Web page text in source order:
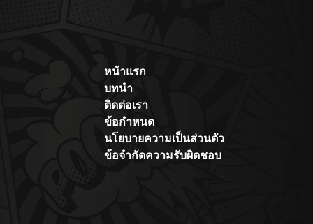
หน้าแรก
บทนำ
ติดต่อเรา
ข้อกำหนด
นโยบายความเป็นส่วนตัว
ข้อจำกัดความรับผิดชอบ